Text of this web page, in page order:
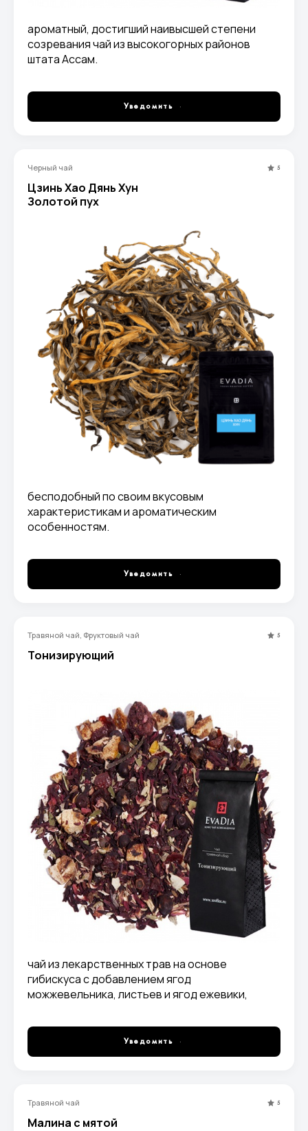
ароматный, достигший наивысшей степени
созревания чай из высокогорных районов
штата Ассам.
Уведомить
Черный чай 5
Цзинь Хао Дянь Хун
Золотой пух
бесподобный по своим вкусовым
характеристикам и ароматическим
особенностям.
Уведомить
Травяной чай, Фруктовый чай 5
Тонизирующий
чай из лекарственных трав на основе
гибискуса с добавлением ягод
можжевельника, листьев и ягод ежевики,
апельсина, семян фенхеля
Уведомить
Травяной чай 5
Малина с мятой